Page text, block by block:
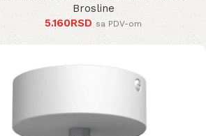
Brosline
5.160RSD sa PDV-om